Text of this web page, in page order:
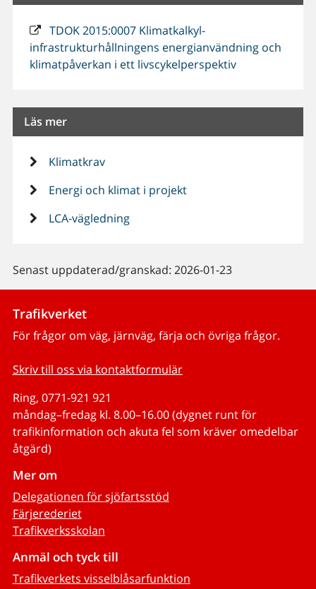
TDOK 2015:0007 Klimatkalkyl-
infrastrukturhållningens energianvändning och
klimatpåverkan i ett livscykelperspektiv
Läs mer
Klimatkrav
Energi och klimat i projekt
LCA-vägledning
Senast uppdaterad/granskad: 2026-01-23
Trafikverket
För frågor om väg, järnväg, färja och övriga frågor.
Skriv till oss via kontaktformulär
Ring, 0771-921 921
måndag–fredag kl. 8.00–16.00 (dygnet runt för
trafikinformation och akuta fel som kräver omedelbar
åtgärd)
Mer om
Delegationen för sjöfartsstöd
Färjerederiet
Trafikverksskolan
Anmäl och tyck till
Trafikverkets visselblåsarfunktion